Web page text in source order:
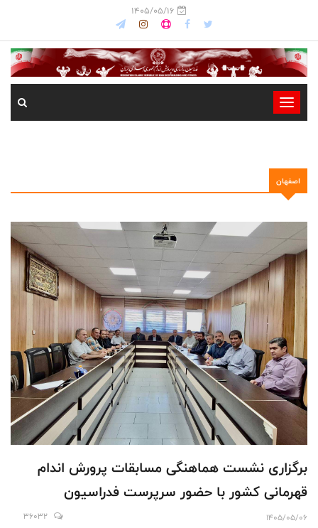
1405/05/16
-
-
-
-
اصفهان
برگزاری نشست هماهنگی مسابقات پرورش اندام
قهرمانی کشور با حضور سرپرست فدراسیون
1405/05/06
36032